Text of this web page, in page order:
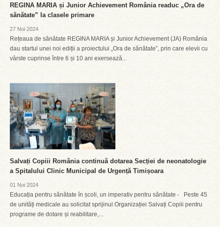
REGINA MARIA și Junior Achievement România readuc „Ora de
sănătate” la clasele primare
27 Noi 2024
Rețeaua de sănătate REGINA MARIA și Junior Achievement (JA) România
dau startul unei noi ediții a proiectului „Ora de sănătate”, prin care elevii cu
vârste cuprinse între 6 și 10 ani exersează...
Salvați Copiii România continuă dotarea Secției de neonatologie
a Spitalului Clinic Municipal de Urgență Timișoara
01 Noi 2024
Educația pentru sănătate în școli, un imperativ pentru sănătate - Peste 45
de unități medicale au solicitat sprijinul Organizației Salvați Copiii pentru
programe de dotare și reabilitare,...